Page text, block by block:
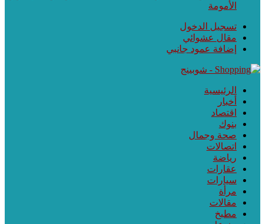
الأمومة
تسجيل الدخول
مقال عشوائي
إضافة عمود جانبي
الرئيسية
أخبار
اقتصاد
بنوك
صحة وجمال
اتصالات
رياضة
عقارات
سيارات
مرأة
مقالات
مطبخ